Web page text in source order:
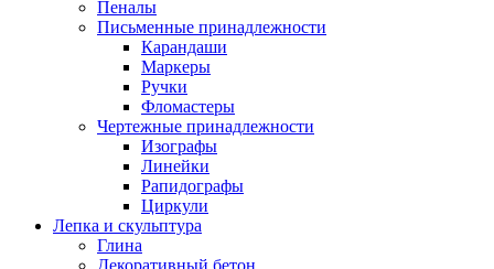
Пеналы
Письменные принадлежности
Карандаши
Маркеры
Ручки
Фломастеры
Чертежные принадлежности
Изографы
Линейки
Рапидографы
Циркули
Лепка и скульптура
Глина
Декоративный бетон